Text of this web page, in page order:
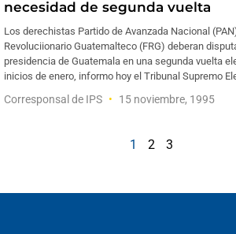
necesidad de segunda vuelta
Los derechistas Partido de Avanzada Nacional
Revoluciionario Guatemalteco (FRG) deberan
presidencia de Guatemala en una segunda vuelta
inicios de enero, informo hoy el Tribunal Supremo
Corresponsal de IPS 15 noviembre, 1995
1 2 3